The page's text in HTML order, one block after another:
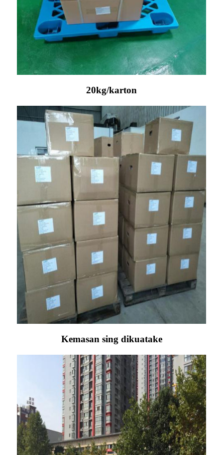
20kg/karton
Kemasan sing dikuatake